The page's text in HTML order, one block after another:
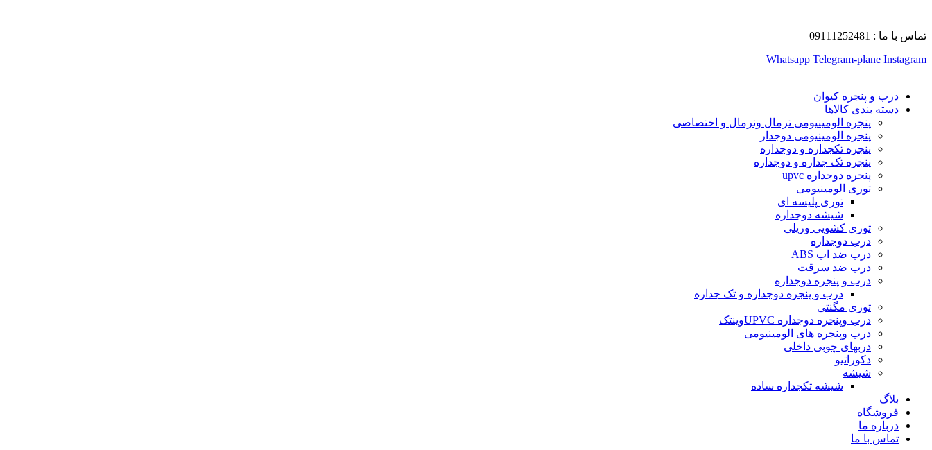
تماس با ما : 09111252481
Whatsapp Telegram-plane Instagram
درب و پنجره کیوان
دسته بندی کالاها
پنجره الومینیومی ترمال ونرمال و اختصاصی
پنجره الومینیومی دوجدار
پنجره تکجداره و دوجداره
پنجره تک جداره و دوجداره
پنجره دوجداره upvc
توری الومینیومی
توری پلیسه ای
شیشه دوجداره
توری کشویی وریلی
درب دوجداره
درب ضد اب ABS
درب ضد سرقت
درب و پنجره دوجداره
درب و پنجره دوجداره و تک جداره
توری مگنتی
درب وپنجره دوجداره UPVCوینتک
درب وپنجره های الومینیومی
دربهای چوبی داخلی
دکوراتیو
شیشه
شیشه تکجداره ساده
بلاگ
فروشگاه
درباره ما
تماس با ما